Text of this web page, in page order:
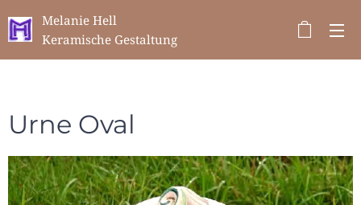
Melanie Hell
Keramische Gestaltung
Urne Oval